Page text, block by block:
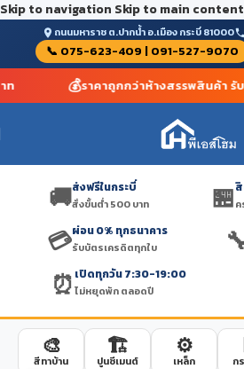
Skip to navigation Skip to main content
ถนนมหาราช ต.ปากน้ำ อ.เมือง กระบี่ 81000
📞 075-623-409 | 091-527-9070
ท 💰ราคาถูกกว่าห้างสรรพสินค้า รับ
🚚ส่งฟรีในกระบี่
สั่งขั้นต่ำ 500 บาท 🏪
💳ผ่อน 0% ทุกธนาคาร
รับบัตรเครดิตทุกใบ
⏰ เปิดทุกวัน 7:30-19:00
ไม่หยุดพัก ตลอดปี
🎨
สีทาบ้าน
🏗️
ปูนซีเมนต์
⚙️
เหล็ก ก